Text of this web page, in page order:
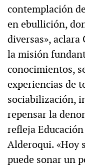
contemplación
en ebullición,
diversas», aclara
la misión
conocimientos,
experiencias de
sociabilización,
repensar la
refleja
Alderoqui. «Hoy
puede sonar un